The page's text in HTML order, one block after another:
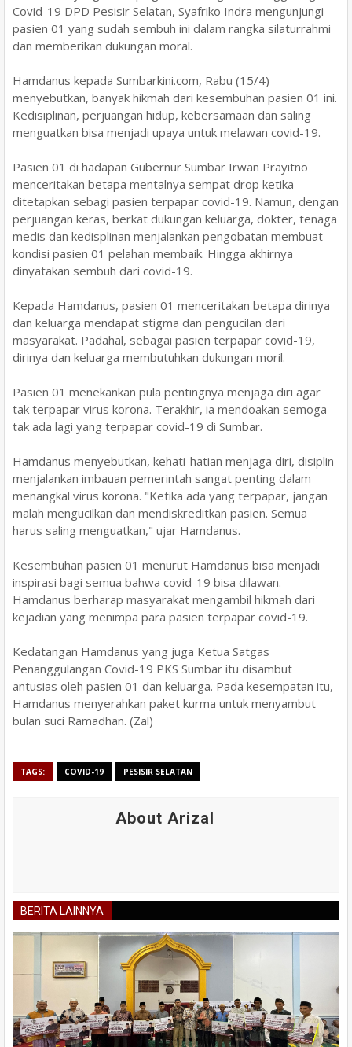
Covid-19 DPD Pesisir Selatan, Syafriko Indra mengunjungi
pasien 01 yang sudah sembuh ini dalam rangka silaturrahmi
dan memberikan dukungan moral.
Hamdanus kepada Sumbarkini.com, Rabu (15/4)
menyebutkan, banyak hikmah dari kesembuhan pasien 01 ini.
Kedisiplinan, perjuangan hidup, kebersamaan dan saling
menguatkan bisa menjadi upaya untuk melawan covid-19.
Pasien 01 di hadapan Gubernur Sumbar Irwan Prayitno
menceritakan betapa mentalnya sempat drop ketika
ditetapkan sebagi pasien terpapar covid-19. Namun, dengan
perjuangan keras, berkat dukungan keluarga, dokter, tenaga
medis dan kedisplinan menjalankan pengobatan membuat
kondisi pasien 01 pelahan membaik. Hingga akhirnya
dinyatakan sembuh dari covid-19.
Kepada Hamdanus, pasien 01 menceritakan betapa dirinya
dan keluarga mendapat stigma dan pengucilan dari
masyarakat. Padahal, sebagai pasien terpapar covid-19,
dirinya dan keluarga membutuhkan dukungan moril.
Pasien 01 menekankan pula pentingnya menjaga diri agar
tak terpapar virus korona. Terakhir, ia mendoakan semoga
tak ada lagi yang terpapar covid-19 di Sumbar.
Hamdanus menyebutkan, kehati-hatian menjaga diri, disiplin
menjalankan imbauan pemerintah sangat penting dalam
menangkal virus korona. "Ketika ada yang terpapar, jangan
malah mengucilkan dan mendiskreditkan pasien. Semua
harus saling menguatkan," ujar Hamdanus.
Kesembuhan pasien 01 menurut Hamdanus bisa menjadi
inspirasi bagi semua bahwa covid-19 bisa dilawan.
Hamdanus berharap masyarakat mengambil hikmah dari
kejadian yang menimpa para pasien terpapar covid-19.
Kedatangan Hamdanus yang juga Ketua Satgas
Penanggulangan Covid-19 PKS Sumbar itu disambut
antusias oleh pasien 01 dan keluarga. Pada kesempatan itu,
Hamdanus menyerahkan paket kurma untuk menyambut
bulan suci Ramadhan. (Zal)
TAGS: COVID-19 PESISIR SELATAN
About Arizal
BERITA LAINNYA